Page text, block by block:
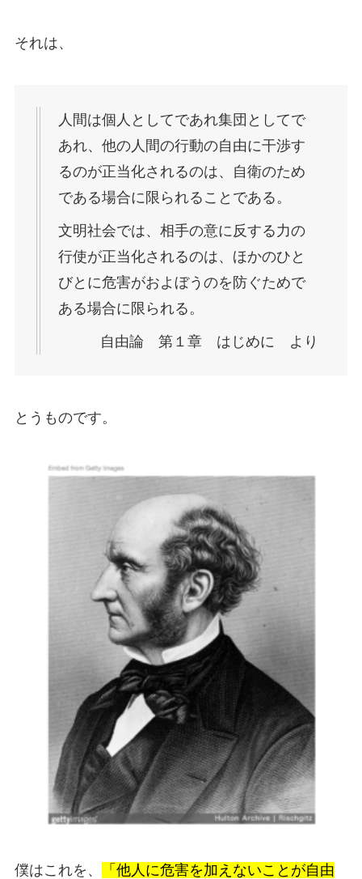
それは、
人間は個人としてであれ集団としてで
あれ、他の人間の行動の自由に干渉す
るのが正当化されるのは、自衛のため
である場合に限られることである。
文明社会では、相手の意に反する力の
行使が正当化されるのは、ほかのひと
びとに危害がおよぼうのを防ぐためで
ある場合に限られる。
自由論 第１章 はじめに より
とうものです。
僕はこれを、
「他人に危害を加えないことが自由